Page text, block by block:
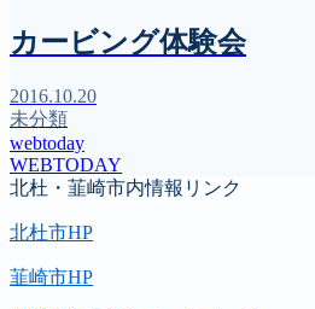
カービング体験会
2016.10.20
未分類
webtoday
WEBTODAY
北杜・韮崎市内情報リンク
北杜市HP
韮崎市HP